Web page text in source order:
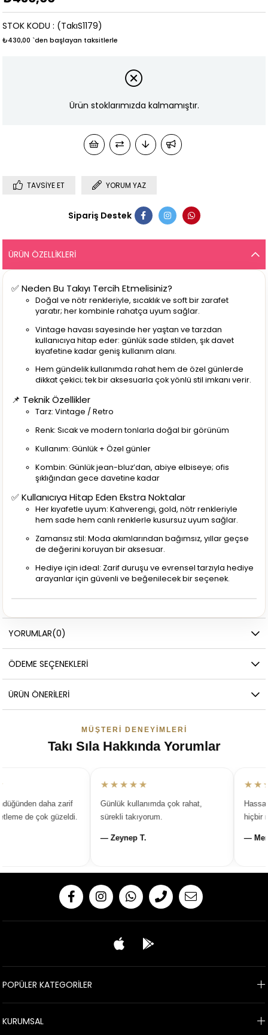
(TakıS1179)
STOK KODU
₺430,00 `den başlayan taksitlerle
Ürün stoklarımızda kalmamıştır.
TAVSIYE ET YORUM YAZ
Sipariş Destek
ÜRÜN ÖZELLIKLERI
✅ Neden Bu Takıyı Tercih Etmelisiniz?
Doğal ve nötr renkleriyle, sıcaklık ve soft bir zarafet
yaratır; her kombinle rahatça uyum sağlar.
Vintage havası sayesinde her yaştan ve tarzdan
kullanıcıya hitap eder: günlük sade stilden, şık davet
kıyafetine kadar geniş kullanım alanı.
Hem gündelik kullanımda rahat hem de özel günlerde
dikkat çekici; tek bir aksesuarla çok yönlü stil imkanı verir.
📌 Teknik Özellikler
Tarz: Vintage / Retro
Renk: Sıcak ve modern tonlarla doğal bir görünüm
Kullanım: Günlük + Özel günler
Kombin: Günlük jean-bluz’dan, abiye elbiseye; ofis
şıklığından gece davetine kadar
✅ Kullanıcıya Hitap Eden Ekstra Noktalar
Her kıyafetle uyum: Kahverengi, gold, nötr renkleriyle
hem sade hem canlı renklerle kusursuz uyum sağlar.
Zamansız stil: Moda akımlarından bağımsız, yıllar geçse
de değerini koruyan bir aksesuar.
Hediye için ideal: Zarif duruşu ve evrensel tarzıyla hediye
arayanlar için güvenli ve beğenilecek bir seçenek.
YORUMLAR(0)
ÖDEME SEÇENEKLERI
ÜRÜN ÖNERILERI
MÜŞTERI DENEYIMLERI
Takı Sıla Hakkında Yorumlar
daha zarif
de çok güzeldi.
★★★★★
Günlük kullanımda çok rahat,
sürekli takıyorum.
— Zeynep T.
Hassas
hiçbir
—
POPÜLER KATEGORİLER
KURUMSAL